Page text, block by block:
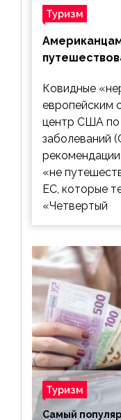
Туризм
Ковидные
европейским
центр США по
заболеваний
«не
ЕС, которые
«Четвертый
Туризм
Самый